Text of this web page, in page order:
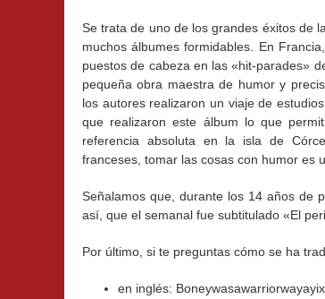
Se trata de uno de los grandes éxitos de
muchos álbumes formidables. En
puestos de cabeza en las «hit-parades»
pequeña obra maestra de humor y
los autores realizaron un viaje de
que realizaron este álbum lo que
referencia absoluta en la isla de
franceses, tomar las cosas con humor es
Señalamos que, durante los 14 años de
así, que el semanal fue subtitulado «El
Por último, si te preguntas cómo se ha
en inglés: Boneywasawarriorwayayix